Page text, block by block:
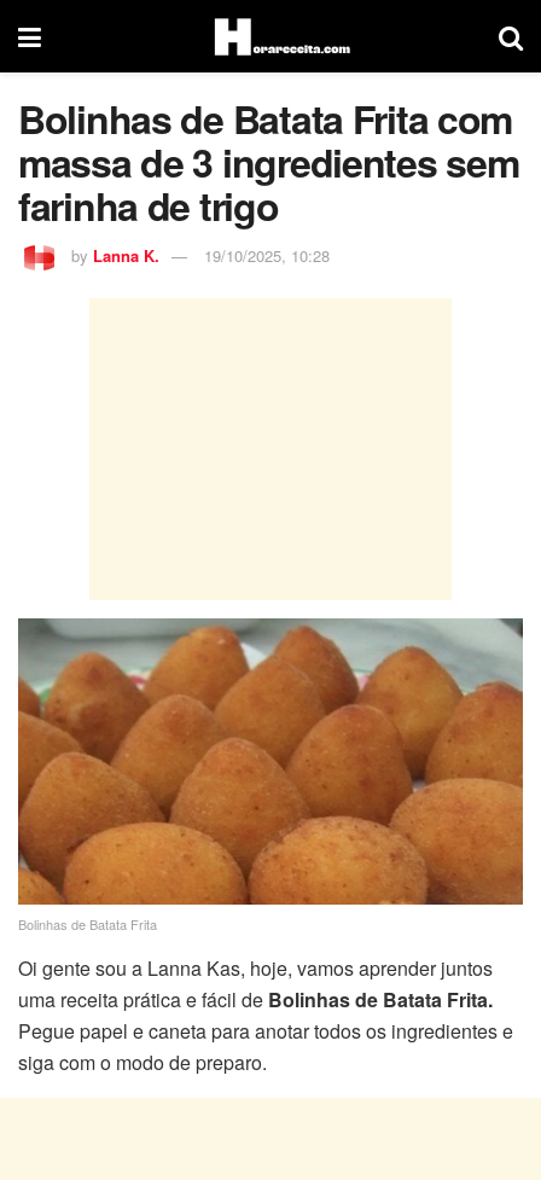
Bolinhas de Batata Frita com
massa de 3 ingredientes sem
farinha de trigo
by Lanna K. 19/10/2025, 10:28
Bolinhas de Batata Frita
Oi gente sou a Lanna Kas, hoje, vamos aprender juntos
uma receita prática e fácil de Bolinhas de Batata Frita.
Pegue papel e caneta para anotar todos os ingredientes e
siga com o modo de preparo.